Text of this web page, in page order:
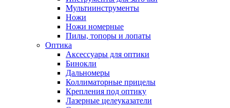
Мультиинструменты
Ножи
Ножи номерные
Пилы, топоры и лопаты
Оптика
Аксессуары для оптики
Бинокли
Дальномеры
Коллиматорные прицелы
Крепления под оптику
Лазерные целеуказатели